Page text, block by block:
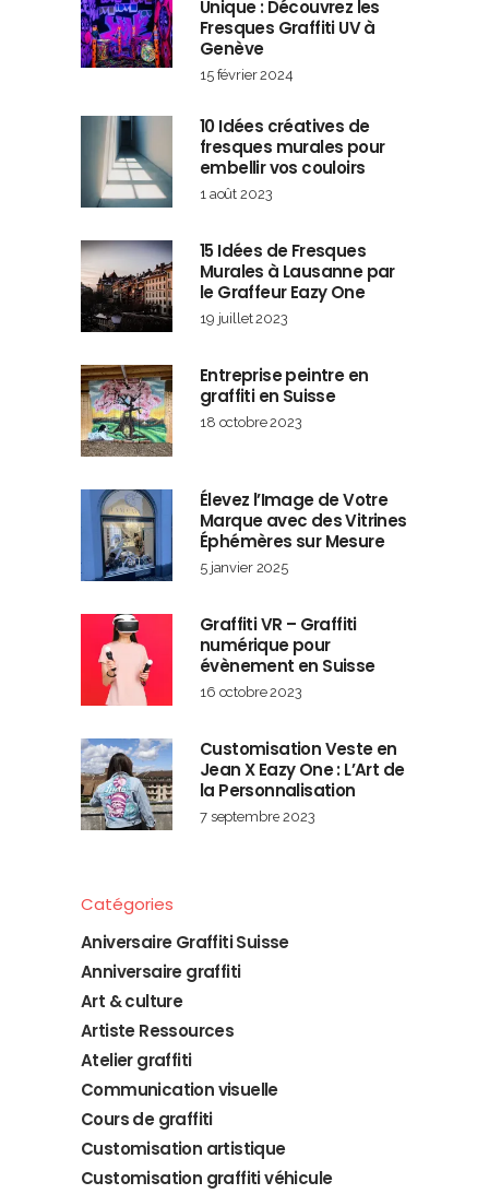
Unique : Découvrez les
Fresques Graffiti UV à
Genève
15 février 2024
10 Idées créatives de
fresques murales pour
embellir vos couloirs
1 août 2023
15 Idées de Fresques
Murales à Lausanne par
le Graffeur Eazy One
19 juillet 2023
Entreprise peintre en
graffiti en Suisse
18 octobre 2023
Élevez l’Image de Votre
Marque avec des Vitrines
Éphémères sur Mesure
5 janvier 2025
Graffiti VR – Graffiti
numérique pour
évènement en Suisse
16 octobre 2023
Customisation Veste en
Jean X Eazy One : L’Art de
la Personnalisation
7 septembre 2023
Catégories
Aniversaire Graffiti Suisse
Anniversaire graffiti
Art & culture
Artiste Ressources
Atelier graffiti
Communication visuelle
Cours de graffiti
Customisation artistique
Customisation graffiti véhicule